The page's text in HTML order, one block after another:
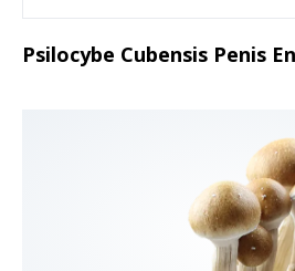
Psilocybe Cubensis Penis